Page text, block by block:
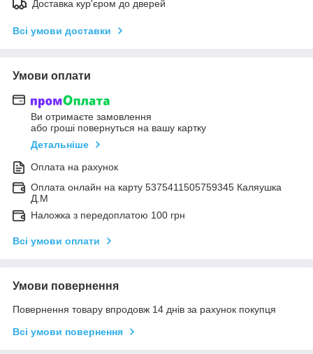
Доставка кур'єром до дверей
Всі умови доставки
Умови оплати
Ви отримаєте замовлення
або гроші повернуться на вашу картку
Детальніше
Оплата на рахунок
Оплата онлайн на карту 5375411505759345 Каляушка
Д.М
Наложка з передоплатою 100 грн
Всі умови оплати
Умови повернення
Повернення товару впродовж 14 днів за рахунок покупця
Всі умови повернення